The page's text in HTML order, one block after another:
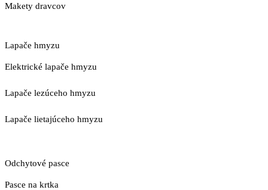
Makety dravcov
Lapače hmyzu
Elektrické lapače hmyzu
Lapače lezúceho hmyzu
Lapače lietajúceho hmyzu
Odchytové pasce
Pasce na krtka